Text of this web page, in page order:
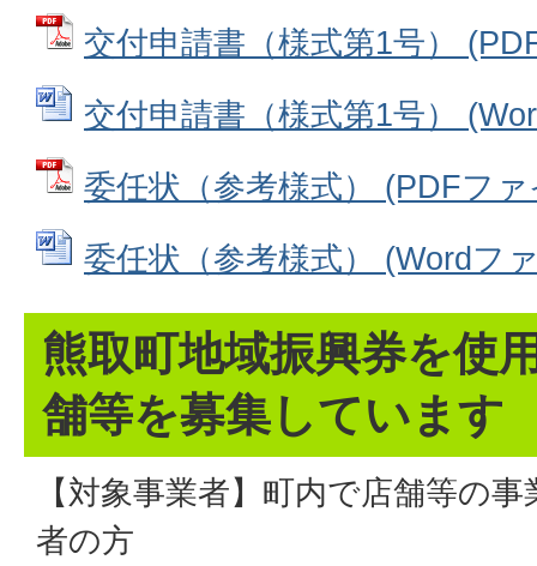
交付申請書（様式第1号）
交付申請書（様式第1号）
委任状（参考様式） (PDFフ
委任状（参考様式） (Wordフ
熊取町地域振興券を使
舗等を募集しています
【対象事業者】町内で店舗等の
者の方